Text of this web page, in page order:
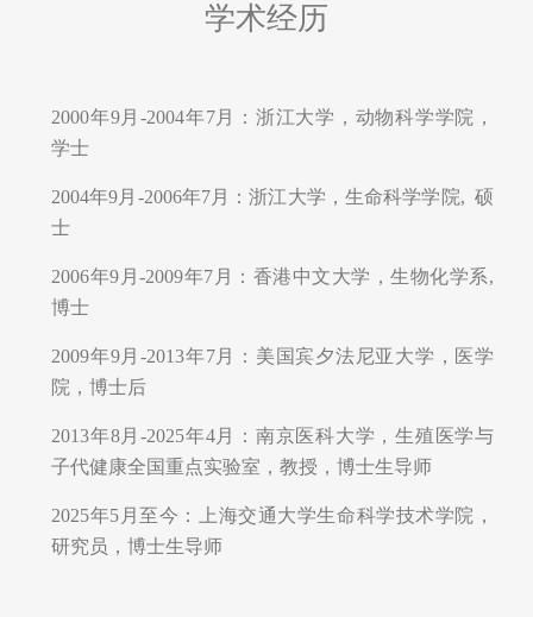
学术经历
2000年9月-2004年7月：浙江大学，动物科学学院，
学士
2004年9月-2006年7月：浙江大学，生命科学学院, 硕
士
2006年9月-2009年7月：香港中文大学，生物化学系,
博士
2009年9月-2013年7月：美国宾夕法尼亚大学，医学
院，博士后
2013年8月-2025年4月：南京医科大学，生殖医学与
子代健康全国重点实验室，教授，博士生导师
2025年5月至今：上海交通大学生命科学技术学院，
研究员，博士生导师